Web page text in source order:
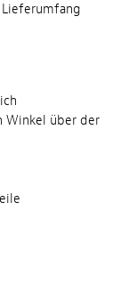
Winkel über der